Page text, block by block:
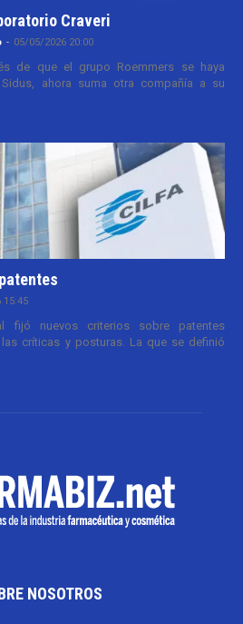
Craveri
- 05/05/2026 20:00
de que el grupo Roemmers se haya
ahora suma otra compañía a su
15:45
fijó nuevos criterios sobre patentes
críticas y posturas. La que se definió
NOSOTROS